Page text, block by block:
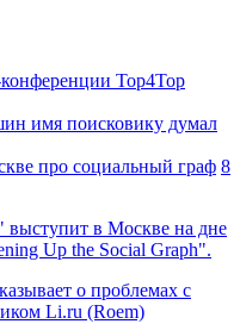
Top4Top
имя поисковику думал
про социальный граф 8
выступит в Москве на дне
Up the Social Graph".
о проблемах с
Li.ru (Roem)